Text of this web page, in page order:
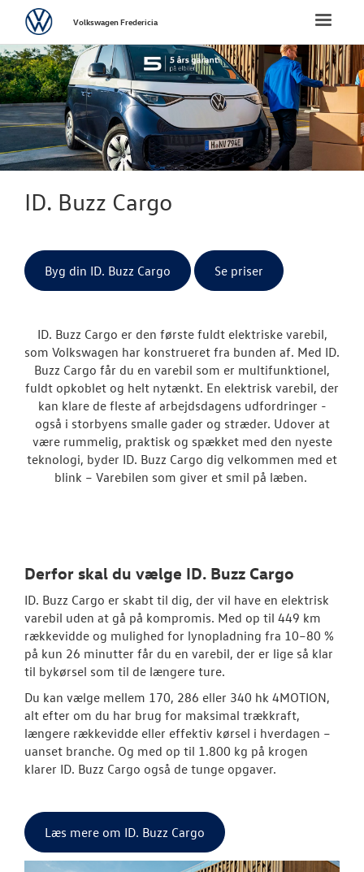
FORSIDE
NYE
NYE VAREBILER
Finansiering
Byg din
Modeller
ID. Buzz
Caddy Cargo
Vans
e-
Transporter
Garanti
BRUGTE BILER
VÆRKSTED
RESERVEDELE
Toggle
VolkswagenVolkswagen Fredericia
ID. Buzz Cargo
Byg din ID. Buzz Cargo Se priser
ID. Buzz Cargo er den første fuldt elektriske varebil,
som Volkswagen har konstrueret fra bunden af. Med ID.
Buzz Cargo får du en varebil som er multifunktionel,
fuldt opkoblet og helt nytænkt. En elektrisk varebil, der
kan klare de fleste af arbejdsdagens udfordringer -
også i storbyens smalle gader og stræder. Udover at
være rummelig, praktisk og spækket med den nyeste
teknologi, byder ID. Buzz Cargo dig velkommen med et
blink – Varebilen som giver et smil på læben.
Derfor skal du vælge ID. Buzz Cargo
ID. Buzz Cargo er skabt til dig, der vil have en elektrisk
varebil uden at gå på kompromis. Med op til 449 km
rækkevidde og mulighed for lynopladning fra 10–80 %
på kun 26 minutter får du en varebil, der er lige så klar
til bykørsel som til de længere ture.
Du kan vælge mellem 170, 286 eller 340 hk 4MOTION,
alt efter om du har brug for maksimal trækkraft,
længere rækkevidde eller effektiv kørsel i hverdagen –
uanset branche. Og med op til 1.800 kg på krogen
klarer ID. Buzz Cargo også de tunge opgaver.
Læs mere om ID. Buzz Cargo